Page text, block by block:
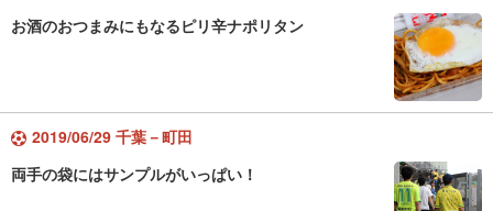
お酒のおつまみにもなるピリ辛ナポリタン
2019/06/29 千葉－町田
両手の袋にはサンプルがいっぱい！